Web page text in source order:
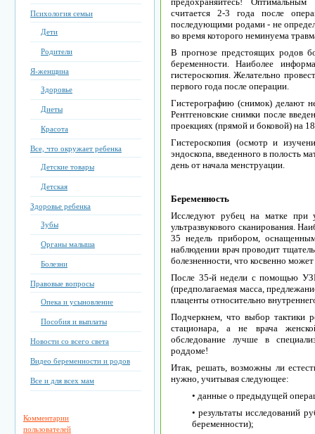
Психология семьи
Дети
Родители
Я-женщина
Здоровье
Диеты
Красота
Все, что окружает ребенка
Детские товары
Детская
Здоровье ребенка
Зубы
Органы малыша
Болезни
Правовые вопросы
Опека и усыновление
Пособия и выплаты
Новости со всего света
Видео беременности и родов
Все и для всех мам
Комментарии
пользователей
считается 2-3 года после
последующими родами - не
во время которого неминуема
В прогнозе предстоящих родов
беременности. Наиболее
гистероскопия. Желательно
первого года после операции.
Гистерографию (снимок) делают
Рентгеновские снимки после
проекциях (прямой и боковой) на
Гистероскопия (осмотр и
эндоскопа, введенного в полость
день от начала менструации.
Беременность
Исследуют рубец на матке при
ультразвукового сканирования.
35 недель прибором,
наблюдении врач проводит
болезненности, что косвенно может
После 35-й недели с помощью
(предполагаемая масса,
плаценты относительно
Подчеркнем, что выбор тактики
стационара, а не врача
обследование лучше в
роддоме!
Итак, решать, возможны ли
нужно, учитывая следующее:
• данные о предыдущей
• результаты исследований
беременности);